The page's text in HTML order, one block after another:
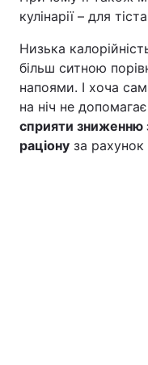
кулінарії – для
Низька
більш ситною
напоями. І хоча
на ніч не
сприяти зниженню
раціону за рахунок